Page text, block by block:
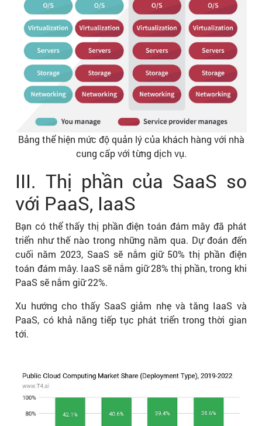
Bảng thể hiện mức độ quản lý của khách hàng với nhà
cung cấp với từng dịch vụ.
III. Thị phần của SaaS so
với PaaS, IaaS
Bạn có thể thấy thị phần điện toán đám mây đã phát
triển như thế nào trong những năm qua. Dự đoán đến
cuối năm 2023, SaaS sẽ nắm giữ 50% thị phần điện
toán đám mây. IaaS sẽ nắm giữ 28% thị phần, trong khi
PaaS sẽ nắm giữ 22%.
Xu hướng cho thấy SaaS giảm nhẹ và tăng IaaS và
PaaS, có khả năng tiếp tục phát triển trong thời gian
tới.